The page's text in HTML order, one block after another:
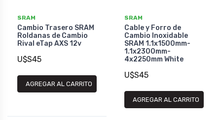
SRAM
Cambio Trasero SRAM
Roldanas de Cambio
Rival eTap AXS 12v
U$S45
AGREGAR AL CARRITO
SRAM
Cable y Forro de
Cambio Inoxidable
SRAM 1.1x1500mm-
1.1x2300mm-
4x2250mm White
U$S45
AGREGAR AL CARRITO